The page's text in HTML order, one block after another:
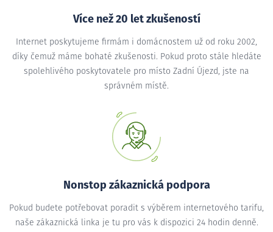
Více než 20 let zkušeností
Internet poskytujeme firmám i domácnostem už od roku 2002,
díky čemuž máme bohaté zkušenosti. Pokud proto stále hledáte
spolehlivého poskytovatele pro místo Zadní Újezd, jste na
správném místě.
Nonstop zákaznická podpora
Pokud budete potřebovat poradit s výběrem internetového tarifu,
naše zákaznická linka je tu pro vás k dispozici 24 hodin denně.